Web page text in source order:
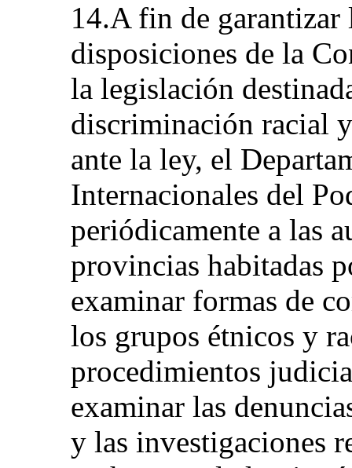
14.A fin de garantizar
disposiciones de la
la legislación
discriminación racial
ante la ley, el
Internacionales del
periódicamente a las
provincias habitadas
examinar formas de
los grupos étnicos y
procedimientos
examinar las
y las investigaciones